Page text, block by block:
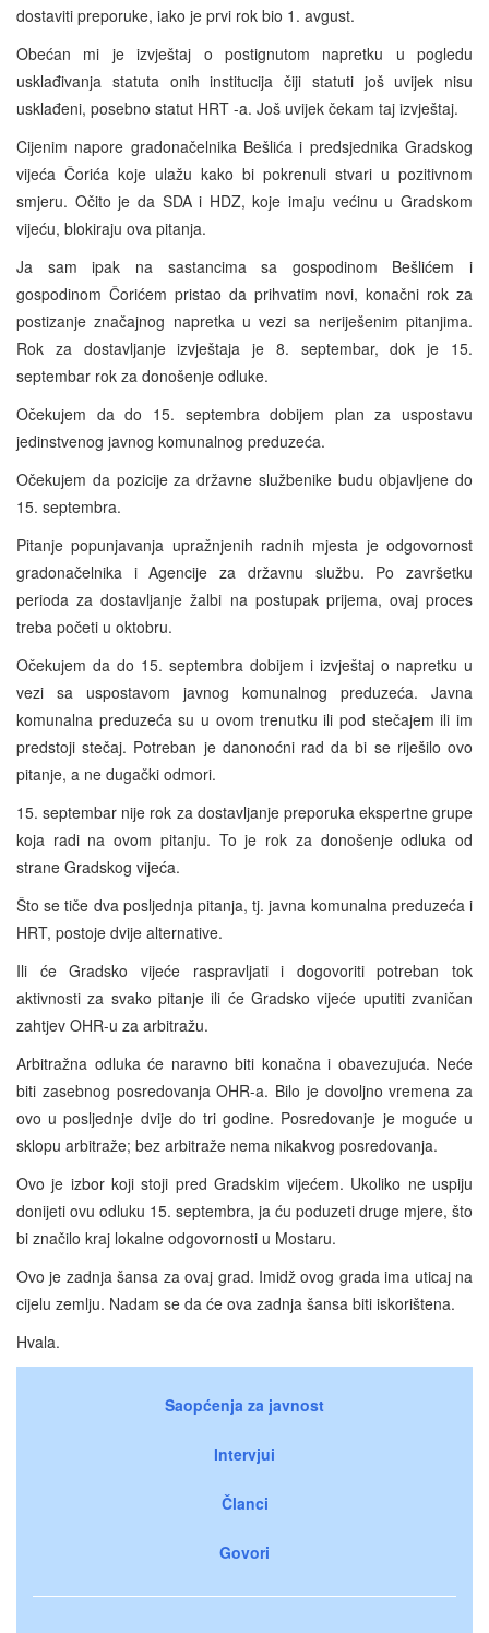
dostaviti preporuke, iako je prvi rok bio 1. avgust.
Obećan mi je izvještaj o postignutom napretku u pogledu
usklađivanja statuta onih institucija čiji statuti još uvijek nisu
usklađeni, posebno statut HRT -a. Još uvijek čekam taj izvještaj.
Cijenim napore gradonačelnika Bešlića i predsjednika Gradskog
vijeća Čorića koje ulažu kako bi pokrenuli stvari u pozitivnom
smjeru. Očito je da SDA i HDZ, koje imaju većinu u Gradskom
vijeću, blokiraju ova pitanja.
Ja sam ipak na sastancima sa gospodinom Bešlićem i
gospodinom Čorićem pristao da prihvatim novi, konačni rok za
postizanje značajnog napretka u vezi sa neriješenim pitanjima.
Rok za dostavljanje izvještaja je 8. septembar, dok je 15.
septembar rok za donošenje odluke.
Očekujem da do 15. septembra dobijem plan za uspostavu
jedinstvenog javnog komunalnog preduzeća.
Očekujem da pozicije za državne službenike budu objavljene do
15. septembra.
Pitanje popunjavanja upražnjenih radnih mjesta je odgovornost
gradonačelnika i Agencije za državnu službu. Po završetku
perioda za dostavljanje žalbi na postupak prijema, ovaj proces
treba početi u oktobru.
Očekujem da do 15. septembra dobijem i izvještaj o napretku u
vezi sa uspostavom javnog komunalnog preduzeća. Javna
komunalna preduzeća su u ovom trenutku ili pod stečajem ili im
predstoji stečaj. Potreban je danonoćni rad da bi se riješilo ovo
pitanje, a ne dugački odmori.
15. septembar nije rok za dostavljanje preporuka ekspertne grupe
koja radi na ovom pitanju. To je rok za donošenje odluka od
strane Gradskog vijeća.
Što se tiče dva posljednja pitanja, tj. javna komunalna preduzeća i
HRT, postoje dvije alternative.
Ili će Gradsko vijeće raspravljati i dogovoriti potreban tok
aktivnosti za svako pitanje ili će Gradsko vijeće uputiti zvaničan
zahtjev OHR-u za arbitražu.
Arbitražna odluka će naravno biti konačna i obavezujuća. Neće
biti zasebnog posredovanja OHR-a. Bilo je dovoljno vremena za
ovo u posljednje dvije do tri godine. Posredovanje je moguće u
sklopu arbitraže; bez arbitraže nema nikakvog posredovanja.
Ovo je izbor koji stoji pred Gradskim vijećem. Ukoliko ne uspiju
donijeti ovu odluku 15. septembra, ja ću poduzeti druge mjere, što
bi značilo kraj lokalne odgovornosti u Mostaru.
Ovo je zadnja šansa za ovaj grad. Imidž ovog grada ima uticaj na
cijelu zemlju. Nadam se da će ova zadnja šansa biti iskorištena.
Hvala.
Saopćenja za javnost
Intervjui
Članci
Govori